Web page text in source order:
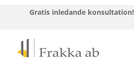
Gratis inledande konsultation!